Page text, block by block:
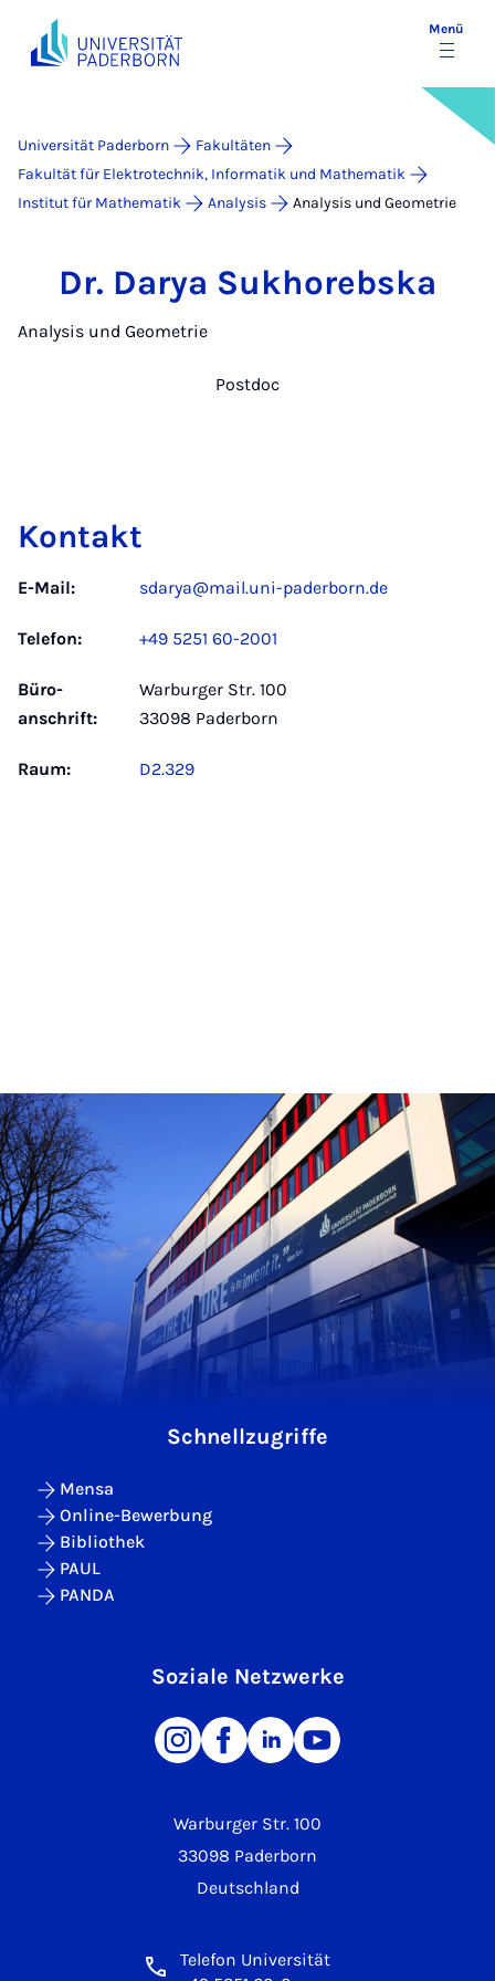
Menü
Universität Paderborn
Fakultäten
Fakultät für Elektrotechnik, Informatik und Mathematik
Institut für Mathematik
Analysis Analysis und Geometrie
Dr. Darya Sukhorebska
Analysis und Geometrie
Postdoc
Kontakt
E-Mail: sdarya@mail.uni-paderborn.de
Telefon: +49 5251 60-2001
Büro­
anschrift:
Warburger Str. 100
33098 Paderborn
Raum: D2.329
Warburger Str. 100
33098 Paderborn
Deutschland
Telefon Universität
Schnellzugriffe
Mensa
Online-Bewerbung
Bibliothek
PAUL
PANDA
Soziale Netzwerke